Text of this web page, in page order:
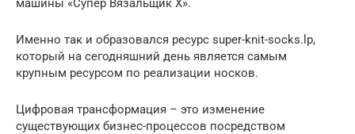
машины «Супер Вязальщик Х».
Именно так и образовался ресурс super-knit-socks.lp,
который на сегодняшний день является самым
крупным ресурсом по реализации носков.
Цифровая трансформация – это изменение
существующих бизнес-процессов посредством